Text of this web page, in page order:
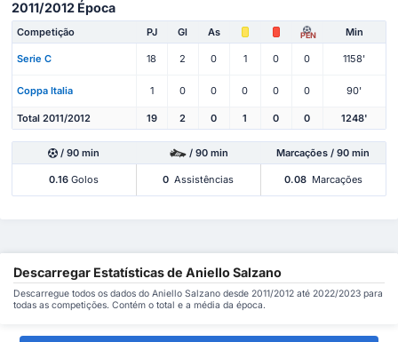
2011/2012 Época
Competição PJ Gl As PEN Min
Serie C 18 2 0 1 0 0 1158'
Coppa Italia 1 0 0 0 0 0 90'
Total 2011/2012 19 2 0 1 0 0 1248'
/ 90 min / 90 min Marcações / 90 min
0.16 Golos 0 Assistências 0.08 Marcações
Descarregar Estatísticas de Aniello Salzano
Descarregue todos os dados do Aniello Salzano desde 2011/2012 até 2022/2023 para
todas as competições. Contém o total e a média da época.